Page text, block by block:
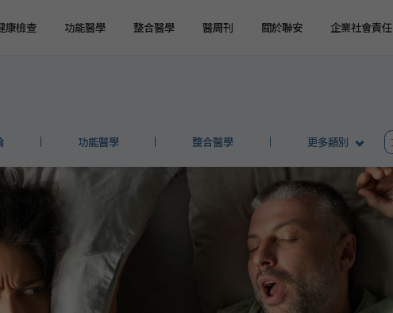
康檢查 功能醫學 整合醫學 醫周刊 關於聯安
環境介紹
企業社會責任
更多類別
功能醫學 整合醫學